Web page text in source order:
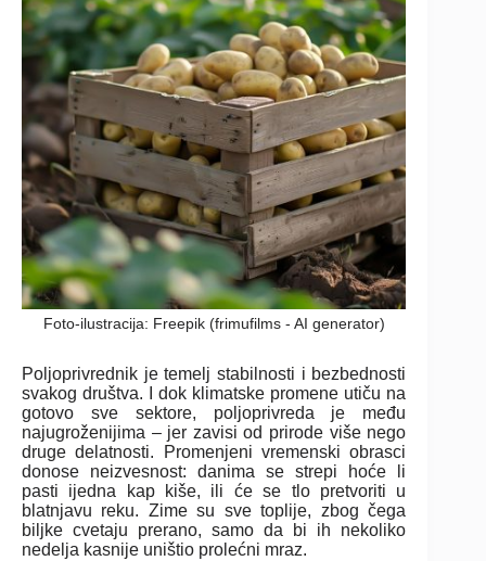
Foto-ilustracija: Freepik (frimufilms - AI generator)
Poljoprivrednik je temelj stabilnosti i bezbednosti
svakog društva. I dok klimatske promene utiču na
gotovo sve sektore, poljoprivreda je među
najugroženijima – jer zavisi od prirode više nego
druge delatnosti. Promenjeni vremenski obrasci
donose neizvesnost: danima se strepi hoće li
pasti ijedna kap kiše, ili će se tlo pretvoriti u
blatnjavu reku. Zime su sve toplije, zbog čega
biljke cvetaju prerano, samo da bi ih nekoliko
nedelja kasnije uništio prolećni mraz.